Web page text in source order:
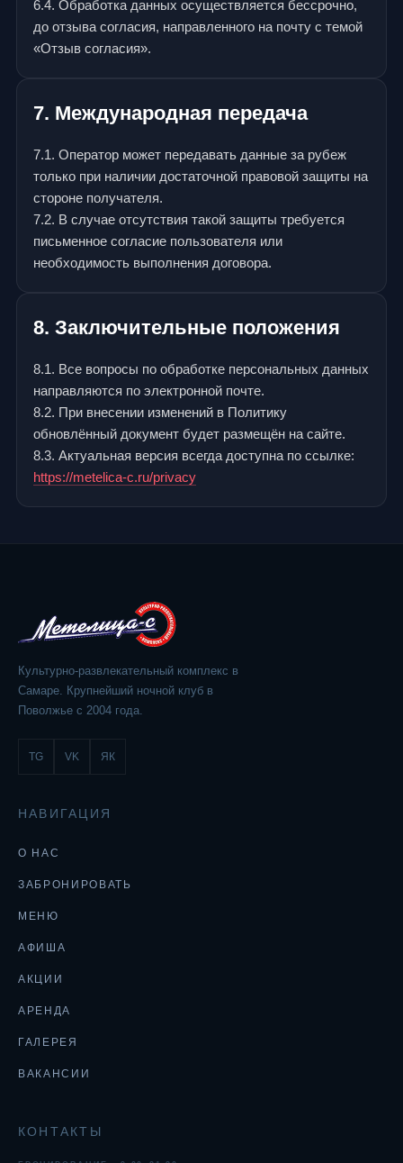
6.4. Обработка данных осуществляется бессрочно,
до отзыва согласия, направленного на почту с темой
«Отзыв согласия».
7. Международная передача
7.1. Оператор может передавать данные за рубеж
только при наличии достаточной правовой защиты на
стороне получателя.
7.2. В случае отсутствия такой защиты требуется
письменное согласие пользователя или
необходимость выполнения договора.
8. Заключительные положения
8.1. Все вопросы по обработке персональных данных
направляются по электронной почте.
8.2. При внесении изменений в Политику
обновлённый документ будет размещён на сайте.
8.3. Актуальная версия всегда доступна по ссылке:
https://metelica-c.ru/privacy
Культурно-развлекательный комплекс в
Самаре. Крупнейший ночной клуб в
Поволжье с 2004 года.
TG VK ЯК
НАВИГАЦИЯ
О НАС
ЗАБРОНИРОВАТЬ
МЕНЮ
АФИША
АКЦИИ
АРЕНДА
ГАЛЕРЕЯ
ВАКАНСИИ
КОНТАКТЫ